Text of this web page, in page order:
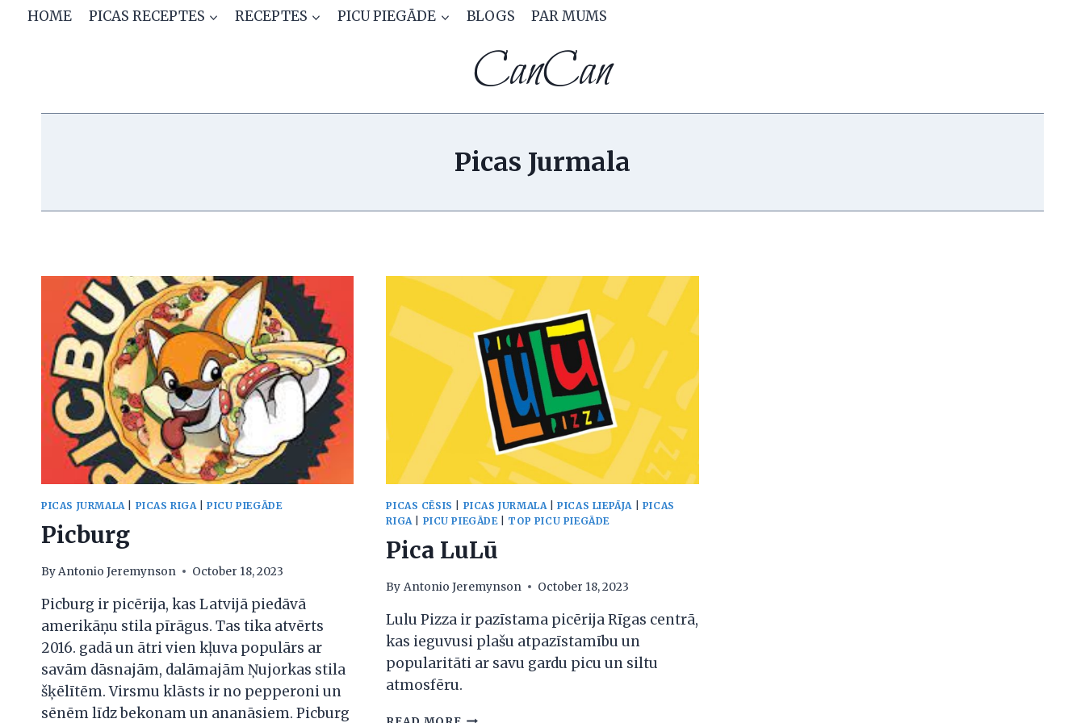
SkipHOME PICAS RECEPTES RECEPTES PICU PIEGĀDE BLOGS PAR MUMS
CanCan
Picas Jurmala
PICAS JURMALA| PICAS RIGA|PICU PIEGĀDE
Picburg
ByAntonio Jeremynson October 18, 2023
Picburg ir picērija, kas Latvijā piedāvā
amerikāņu stila pīrāgus. Tas tika atvērts
2016. gadā un ātri vien kļuva populārs ar
savām dāsnajām, dalāmajām Ņujorkas stila
šķēlītēm. Virsmu klāsts ir no pepperoni un
sēnēm līdz bekonam un ananāsiem. Picburg
PICAS CĒSIS PICAS JURMALA|PICAS LIEPĀJA| PICAS
RIGA| PICU PIEGĀDE| TOP PICU PIEGĀDE
Pica LuLū
By Antonio Jeremynson October 18, 2023
Lulu Pizza ir pazīstama picērija Rīgas centrā,
kas ieguvusi plašu atpazīstamību un
popularitāti ar savu gardu picu un siltu
atmosfēru.
PICA